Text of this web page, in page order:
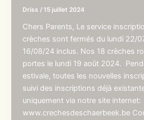
Driss /15 juillet 2024
Chers Parents, Le service
crèches sont fermés du lundi 22/
16/08/24 inclus. Nos 18 crèches
portes le lundi 19 août 2024.
estivale, toutes les nouvelles
suivi des inscriptions déjà
uniquement via notre site internet:
www.crechesdeschaerbeek.be